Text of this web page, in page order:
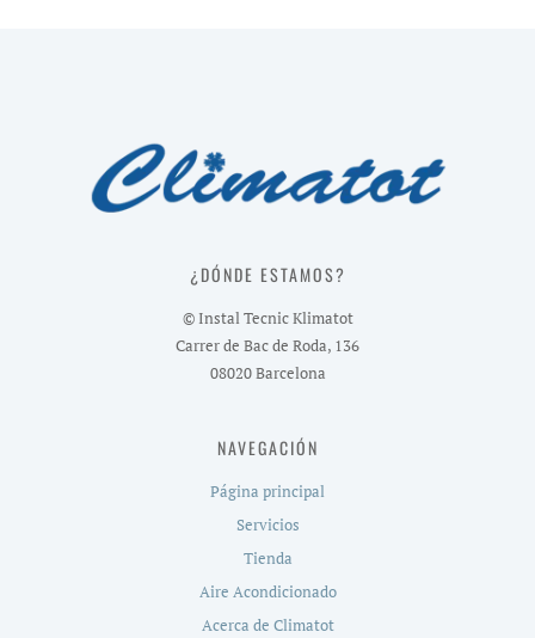
¿DÓNDE ESTAMOS?
© Instal Tecnic Klimatot
Carrer de Bac de Roda, 136
08020 Barcelona
NAVEGACIÓN
Página principal
Servicios
Tienda
Aire Acondicionado
Acerca de Climatot